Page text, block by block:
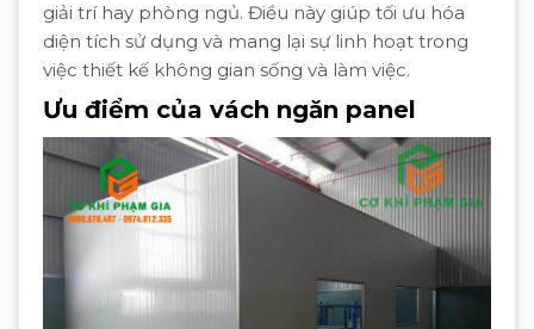
giải trí hay phòng ngủ. Điều này giúp tối ưu hóa
diện tích sử dụng và mang lại sự linh hoạt trong
việc thiết kế không gian sống và làm việc.
Ưu điểm của vách ngăn panel